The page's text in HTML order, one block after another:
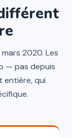
2020. Les
— pas depuis
entière, qui